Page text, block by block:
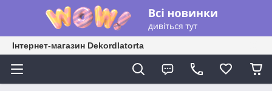
Інтернет-магазин Dekordlatorta